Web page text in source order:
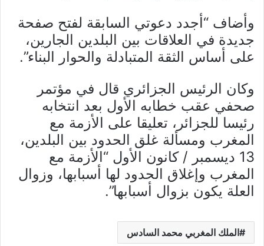
وأضاف “أجدد دعوتي السابقة لفتح صفحة
جديدة في العلاقات بين البلدين الجارين،
على أساس الثقة المتبادلة والحوار البناء”.
وكان الرئيس الجزائري قال في مؤتمر
صحفي عقب خطابه الأول بعد انتخابه
رئيسا للجزائر، تعليقا على الأزمة مع
المغرب ومسألة غلق الحدود بين البلدين،
13 ديسمبر / كانون الأول “الأزمة مع
المغرب وإغلاق الحدود لها أسبابها، وزوال
العلة يكون بزوال أسبابها”.
الملك المغربي محمد السادس